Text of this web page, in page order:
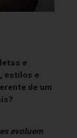
e
estilos e
de um
evoluem